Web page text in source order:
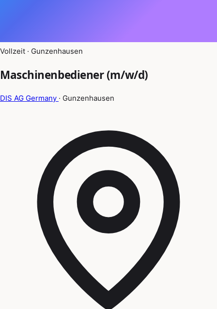
Vollzeit · Gunzenhausen
Maschinenbediener (m/w/d)
DIS AG Germany · Gunzenhausen